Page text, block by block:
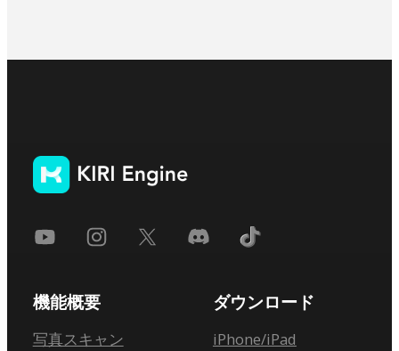
機能概要
写真スキャン
ダウンロード
iPhone/iPad